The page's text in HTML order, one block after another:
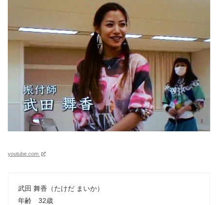
youtube.com
武田 舞香（たけだ まいか）
年齢 32歳